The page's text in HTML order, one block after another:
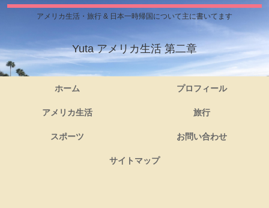
アメリカ生活・旅行 & 日本一時帰国について主に書いてます
Yuta アメリカ生活 第二章
ホーム プロフィール
アメリカ生活 旅行
スポーツ お問い合わせ
サイトマップ